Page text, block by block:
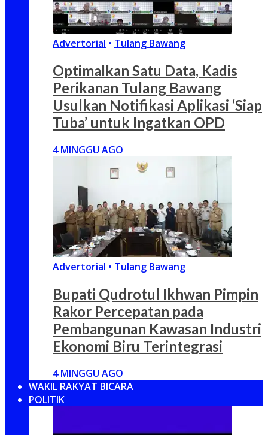
Advertorial • Tulang Bawang
Optimalkan Satu Data, Kadis
Perikanan Tulang Bawang
Usulkan Notifikasi Aplikasi ‘Siap
Tuba’ untuk Ingatkan OPD
4 MINGGU AGO
Advertorial • Tulang Bawang
Bupati Qudrotul Ikhwan Pimpin
Rakor Percepatan pada
Pembangunan Kawasan Industri
Ekonomi Biru Terintegrasi
4 MINGGU AGO
WAKIL RAKYAT BICARA
POLITIK